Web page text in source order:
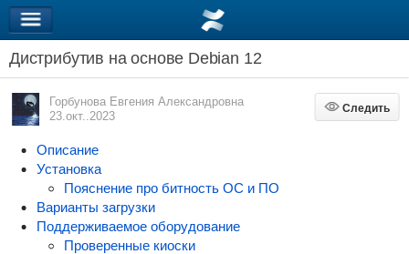
Дистрибутив на основе Debian 12
Горбунова Евгения Александровна
23.окт..2023
Следить
Следить
Описание
Установка
Пояснение про битность ОС и ПО
Варианты загрузки
Поддерживаемое оборудование
Проверенные киоски